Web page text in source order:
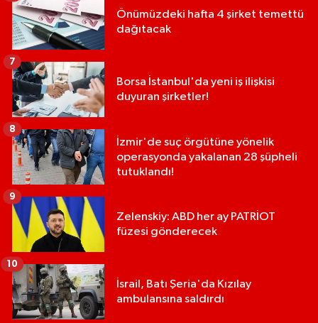
Önümüzdeki hafta 4 şirket temettü
dağıtacak
Borsa İstanbul'da yeni iş ilişkisi
duyuran şirketler!
7
İzmir'de suç örgütüne yönelik
operasyonda yakalanan 28 şüpheli
tutuklandı!
8
Zelenskiy: ABD her ay PATRİOT
füzesi gönderecek
9
İsrail, Batı Şeria'da Kızılay
ambulansına saldırdı
10